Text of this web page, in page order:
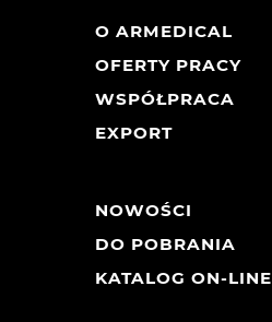
O ARMEDICAL
OFERTY PRACY
WSPÓŁPRACA
EXPORT
NOWOŚCI
DO POBRANIA
KATALOG ON-LINE